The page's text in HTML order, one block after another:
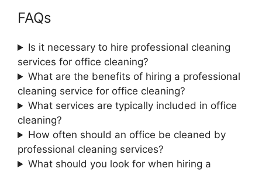
FAQs
Is it necessary to hire professional cleaning
services for office cleaning?
What are the benefits of hiring a professional
cleaning service for office cleaning?
What services are typically included in office
cleaning?
How often should an office be cleaned by
professional cleaning services?
What should you look for when hiring a